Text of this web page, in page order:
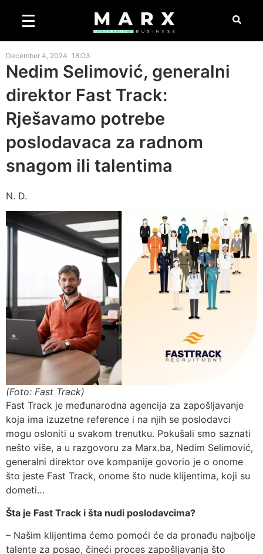
December 4, 2024 18:03
Nedim Selimović, generalni
direktor Fast Track:
Rješavamo potrebe
poslodavaca za radnom
snagom ili talentima
N. D.
(Foto: Fast Track)
Fast Track je međunarodna agencija za zapošljavanje
koja ima izuzetne reference i na njih se poslodavci
mogu osloniti u svakom trenutku. Pokušali smo saznati
nešto više, a u razgovoru za Marx.ba, Nedim Selimović,
generalni direktor ove kompanije govorio je o onome
što jeste Fast Track, onome što nude klijentima, koji su
dometi…
Šta je Fast Track i šta nudi poslodavcima?
– Našim klijentima ćemo pomoći će da pronađu najbolje
talente za posao, čineći proces zapošljavanja što